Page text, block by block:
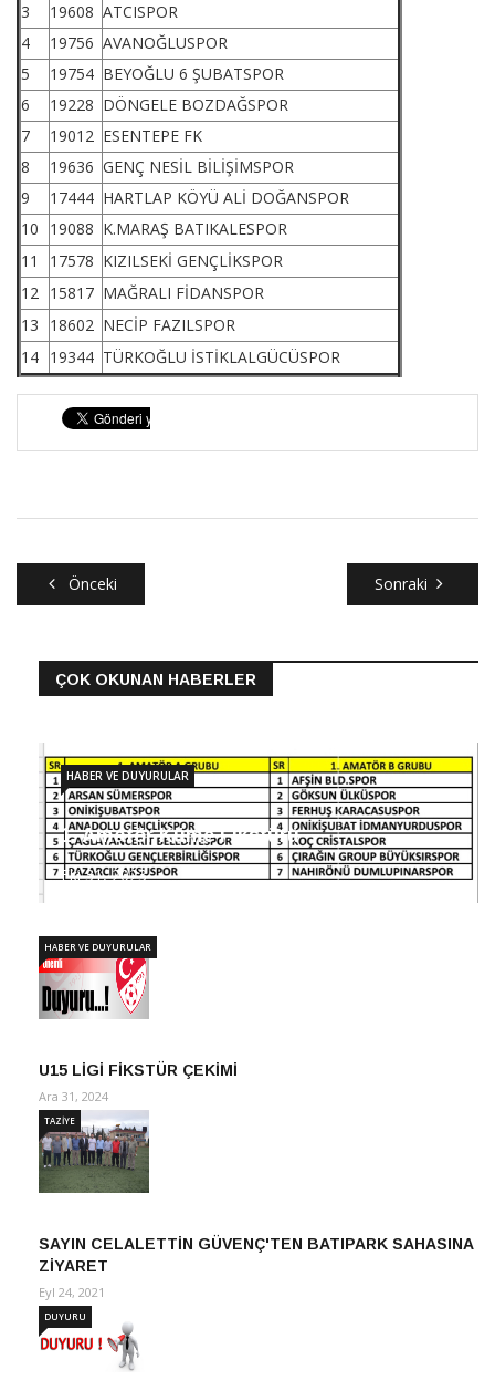
3
19608 ATCISPOR
4
19756 AVANOĞLUSPOR
5
19754 BEYOĞLU 6 ŞUBATSPOR
6
19228 DÖNGELE BOZDAĞSPOR
7
19012 ESENTEPE FK
8
19636 GENÇ NESİL BİLİŞİMSPOR
9
17444 HARTLAP KÖYÜ ALİ DOĞANSPOR
10
19088 K.MARAŞ BATIKALESPOR
11
17578 KIZILSEKİ GENÇLİKSPOR
12 15817 MAĞRALI FİDANSPOR
13
18602 NECİP FAZILSPOR
14 19344 TÜRKOĞLU İSTİKLALGÜCÜSPOR
Önceki Sonraki
ÇOK OKUNAN HABERLER
1. Amatör Küme Fikstürü
Eki 31, 2023
HABER VE DUYURULAR
U15 LİGİ FİKSTÜR ÇEKİMİ
HABER VE DUYURULAR
Ara 31, 2024
SAYIN CELALETTİN GÜVENÇ'TEN BATIPARK SAHASINA
ZİYARET
TAZİYE
Eyl 24, 2021
DUYURU